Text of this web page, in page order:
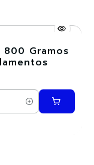
800 Gramos